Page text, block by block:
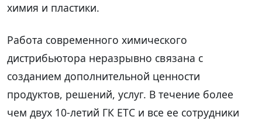
химия и пластики.
Работа современного химического
дистрибьютора неразрывно связана с
созданием дополнительной ценности
продуктов, решений, услуг. В течение более
чем двух 10-летий ГК ЕТС и все ее сотрудники